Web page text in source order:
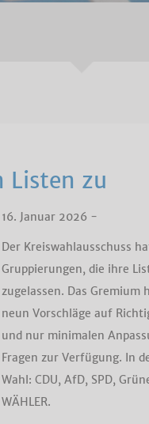
Listen zu
16. Januar 2026 -
Der Kreiswahlausschuss
Gruppierungen, die ihre
zugelassen. Das Gremium
neun Vorschläge auf
und nur minimalen
Fragen zur Verfügung. In
Wahl: CDU, AfD, SPD,
WÄHLER.